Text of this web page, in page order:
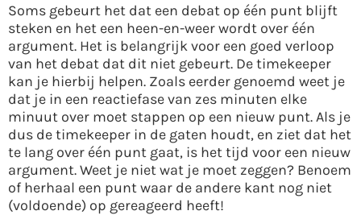
Soms gebeurt het dat een debat op één punt blijft
steken en het een heen-en-weer wordt over één
argument. Het is belangrijk voor een goed verloop
van het debat dat dit niet gebeurt. De timekeeper
kan je hierbij helpen. Zoals eerder genoemd weet je
dat je in een reactiefase van zes minuten elke
minuut over moet stappen op een nieuw punt. Als je
dus de timekeeper in de gaten houdt, en ziet dat het
te lang over één punt gaat, is het tijd voor een nieuw
argument. Weet je niet wat je moet zeggen? Benoem
of herhaal een punt waar de andere kant nog niet
(voldoende) op gereageerd heeft!